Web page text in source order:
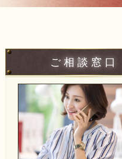
ご 相 談 窓 口